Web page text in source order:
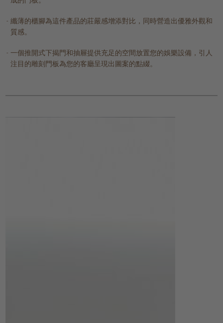
纖薄的櫃腳為這件產品的莊嚴感增添對比，同時營造出優雅外觀和
質感。
一個推開式下揭門和抽屜提供充足的空間放置您的娛樂設備，引人
注目的雕刻門板為您的客廳呈現出圖案的點綴。